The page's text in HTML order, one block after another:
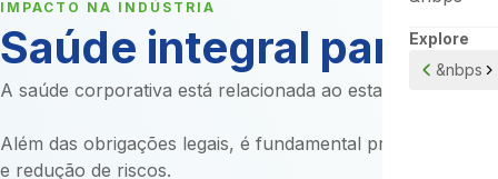
Explore
&nbps
IMPACTO NA INDÚSTRIA
Saúde integral para
A saúde corporativa está relacionada ao estado de bem-
Além das obrigações legais, é fundamental promover e
e redução de riscos.